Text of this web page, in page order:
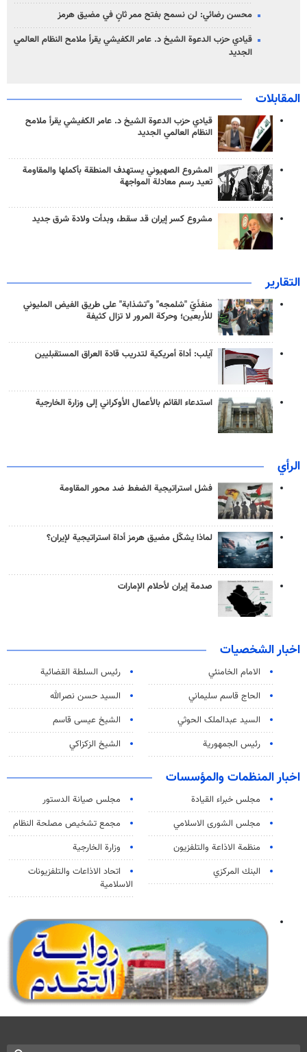
محسن رضائي: لن نسمح بفتح ممر ثانٍ في مضيق هرمز
قيادي حزب الدعوة الشيخ د. عامر الكفيشي يقرأ ملامح النظام العالمي
الجديد
المقابلات
قيادي حزب الدعوة الشيخ د. عامر الكفيشي يقرأ ملامح
النظام العالمي الجديد
المشروع الصهيوني يستهدف المنطقة بأكملها والمقاومة
تعيد رسم معادلة المواجهة
مشروع كسر إيران قد سقط، وبدأت ولادة شرق جديد
التقارير
منفذَيّ "شلمجه" و"تشذابة" على طريق الفيض المليوني
للأربعين؛ وحركة المرور لا تزال كثيفة
آيلب: أداة أمريكية لتدريب قادة العراق المستقبليين
استدعاء القائم بالأعمال الأوكراني إلى وزارة الخارجية
الرأي
فشل استراتيجية الضغط ضد محور المقاومة
لماذا يشكّل مضيق هرمز أداة استراتيجية لإيران؟
صدمة إيران لأحلام الإمارات
اخبار الشخصيات
الامام الخامنئي
رئیس السلطة القضائیة
الحاج قاسم سليماني
السيد حسن نصرالله
السید عبدالملک الحوثي
الشيخ عيسى قاسم
رئيس الجمهورية
الشيخ الزكزاكي
اخبار المنظمات والمؤسسات
مجلس خبراء القيادة
مجلس صيانة الدستور
مجلس الشورى الاسلامي
مجمع تشخيص مصلحة النظام
منظمة الاذاعة والتلفزیون
وزارة الخارجية
البنك المركزي
اتحاد الاذاعات والتلفزيونات
الاسلامية